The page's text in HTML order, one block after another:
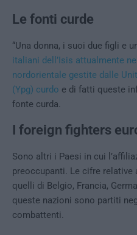
Le fonti curde
“Una donna, i suoi due figli e
italiani dell’Isis attualmente
nordorientale gestite dalle
(Ypg) curdo e di fatti queste
fonte curda.
I foreign fighters
Sono altri i Paesi in cui
preoccupanti. Le cifre
quelli di Belgio, Francia,
queste nazioni sono partiti
combattenti.